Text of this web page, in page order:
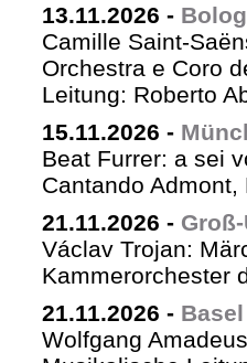
13.11.2026 -
Camille Saint-
Orchestra e Coro
Leitung: Roberto
15.11.2026 -
Beat Furrer: a sei
Cantando
21.11.2026 -
Václav Trojan:
Kammerorchester
21.11.2026 - Basel
Wolfgang